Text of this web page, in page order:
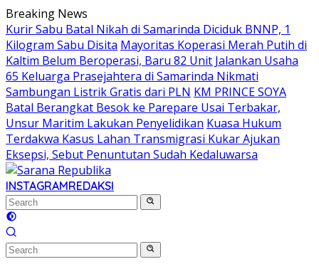
Skip
to
content
Breaking News
Kurir Sabu Batal Nikah di Samarinda Diciduk BNNP, 1
Kilogram Sabu Disita Mayoritas Koperasi Merah Putih di
Kaltim Belum Beroperasi, Baru 82 Unit Jalankan Usaha
65 Keluarga Prasejahtera di Samarinda Nikmati
Sambungan Listrik Gratis dari PLN KM PRINCE SOYA
Batal Berangkat Besok ke Parepare Usai Terbakar,
Unsur Maritim Lakukan Penyelidikan Kuasa Hukum
Terdakwa Kasus Lahan Transmigrasi Kukar Ajukan
Eksepsi, Sebut Penuntutan Sudah Kedaluwarsa
INSTAGRAMREDAKSI